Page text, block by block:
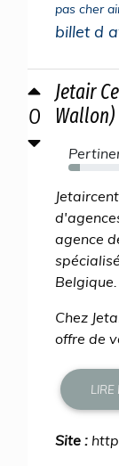
pas cher
billet d
0
Jetair
Wallon)
18%
agence
Belgique.
Chez
offre de
LIRE
Site :